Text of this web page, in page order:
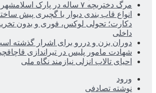
مرگ دختربچه ۷ ساله در پارک اسلامشهر
انواع قاب بندی دیوار با گچبری پیش
دکارت؛ تحولی لوکس، فوری و بدون
داخلی
دوران بزن و دررو برای اشرار گذشته
شهادت مامور پلیس در تیراندازی
احیای تالاب انزلی نیازمند نگاه ملی
ورود
نوشته تصادفی